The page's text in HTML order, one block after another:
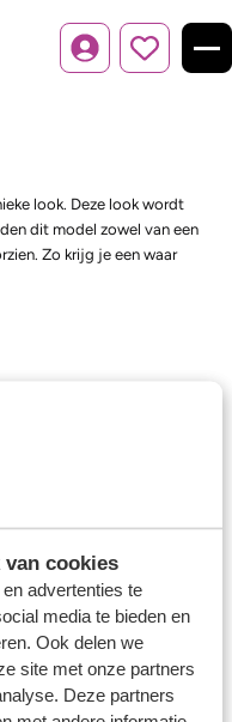
van cookies
advertenties te
media te bieden en
Ook delen we
site met onze partners
Deze partners
Inloggen
look. Deze look wordt
dit model zowel van een
Zo krijg je een waar